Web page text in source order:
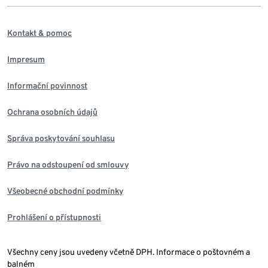
Kontakt & pomoc
Impresum
Informační povinnost
Ochrana osobních údajů
Správa poskytování souhlasu
Právo na odstoupení od smlouvy
Všeobecné obchodní podmínky
Prohlášení o přístupnosti
Všechny ceny jsou uvedeny včetně DPH. Informace o poštovném a
balném